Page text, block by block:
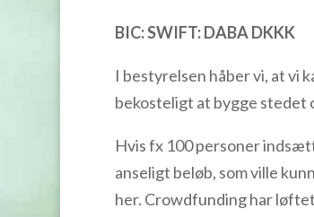
BIC: SWIFT: DABA DKKK
I bestyrelsen håber vi, at vi
bekosteligt at bygge
Hvis fx 100 personer
anseligt beløb, som ville
her. Crowdfunding har